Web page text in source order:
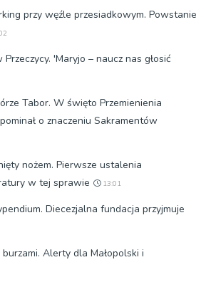
przy węźle przesiadkowym. Powstanie
'Maryjo – naucz nas głosić
Tabor. W święto Przemienienia
o znaczeniu Sakramentów
nożem. Pierwsze ustalenia
w tej sprawie
13:01
Diecezjalna fundacja przyjmuje
Alerty dla Małopolski i